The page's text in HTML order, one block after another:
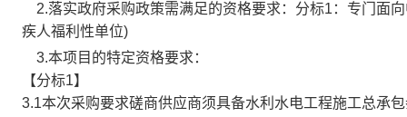
2.落实政府采购政策需满足的资格要求： 分标1：专门面
疾人福利性单位)
3.本项目的特定资格要求：
【分标1】
3.1本次采购要求磋商供应商须具备水利水电工程施工总承